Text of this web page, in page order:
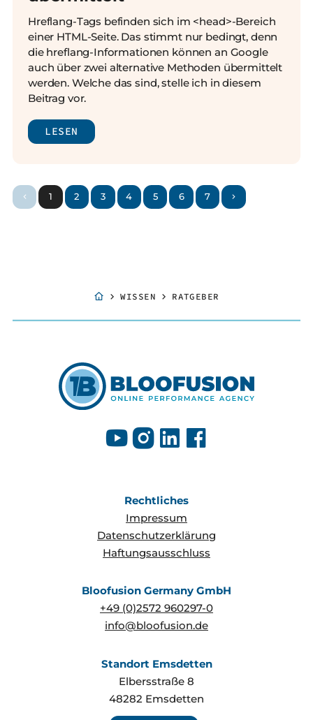
Hreflang-Tags befinden sich im <head>-Bereich
einer HTML-Seite. Das stimmt nur bedingt, denn
die hreflang-Informationen können an Google
auch über zwei alternative Methoden übermittelt
werden. Welche das sind, stelle ich in diesem
Beitrag vor.
LESEN
1 2 3 4 5 6 7
WISSEN RATGEBER
Rechtliches
Impressum
Datenschutzerklärung
Haftungsausschluss
Bloofusion Germany GmbH
+49 (0)2572 960297-0
info@bloofusion.de
Standort Emsdetten
Elbersstraße 8
48282 Emsdetten